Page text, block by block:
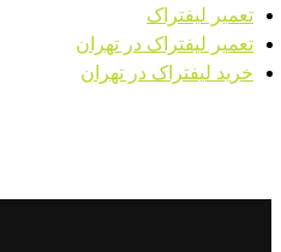
تعمیر لیفتراک
تعمیر لیفتراک در تهران
خرید لیفتراک در تهران